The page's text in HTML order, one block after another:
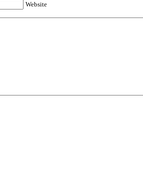
Website